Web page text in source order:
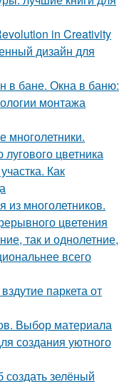
in Creativity
дизайн для
в бане. Окна в баню:
монтажа
многолетники.
цветника
Как
из многолетников.
цветения
так и однолетние,
всего
паркета от
Выбор материала
создания уютного
зелёный